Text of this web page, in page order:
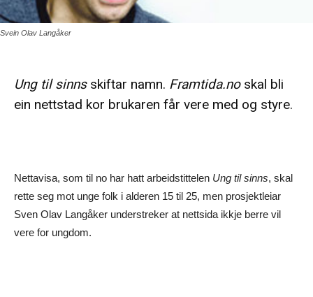
Svein Olav Langåker
Ung til sinnsskiftar namn. Framtida.noskal bli
ein nettstad kor brukaren får vere med og styre.
Nettavisa, som til no har hatt arbeidstittelen Ung til sinns, skal
rette seg mot unge folk i alderen 15 til 25, men prosjektleiar
Sven Olav Langåker understreker at nettsida ikkje berre vil
vere for ungdom.